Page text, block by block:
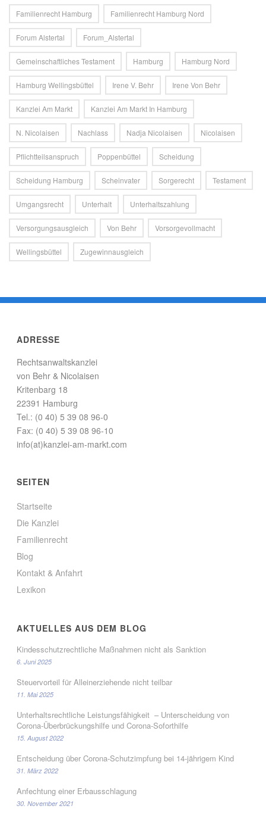
Familienrecht Hamburg Familienrecht Hamburg Nord
Forum Alstertal Forum_Alstertal
Gemeinschaftliches Testament Hamburg Hamburg Nord
Hamburg Wellingsbüttel Irene V. Behr Irene Von Behr
Kanzlei Am Markt Kanzlei Am Markt In Hamburg
N. Nicolaisen Nachlass Nadja Nicolaisen Nicolaisen
Pflichtteilsanspruch Poppenbüttel Scheidung
Scheidung Hamburg Scheinvater Sorgerecht Testament
Umgangsrecht Unterhalt Unterhaltszahlung
Versorgungsausgleich Von Behr Vorsorgevollmacht
Wellingsbüttel Zugewinnausgleich
ADRESSE
Rechtsanwaltskanzlei
von Behr & Nicolaisen
Kritenbarg 18
22391 Hamburg
Tel.: (0 40) 5 39 08 96-0
Fax: (0 40) 5 39 08 96-10
info(at)kanzlei-am-markt.com
SEITEN
Startseite
Die Kanzlei
Familienrecht
Blog
Kontakt & Anfahrt
Lexikon
AKTUELLES AUS DEM BLOG
Kindesschutzrechtliche Maßnahmen nicht als Sanktion
6. Juni 2025
Steuervorteil für Alleinerziehende nicht teilbar
11. Mai 2025
Unterhaltsrechtliche Leistungsfähigkeit – Unterscheidung von
Corona-Überbrückungshilfe und Corona-Soforthilfe
15. August 2022
Entscheidung über Corona-Schutzimpfung bei 14-jährigem Kind
31. März 2022
Anfechtung einer Erbausschlagung
30. November 2021